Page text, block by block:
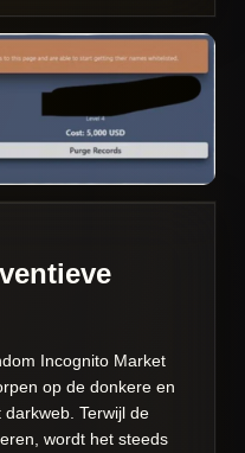
Incognito Market
op de donkere en
Terwijl de
wordt het steeds